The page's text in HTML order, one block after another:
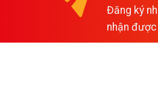
Đăng ký
nhận